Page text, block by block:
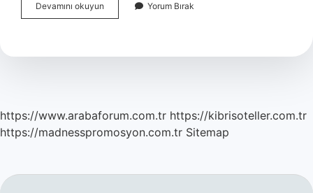
Devamını okuyun
Mantığı
Yorum Bırak
https://www.arabaforum.com.tr https://kibrisoteller.com.tr
https://madnesspromosyon.com.tr Sitemap